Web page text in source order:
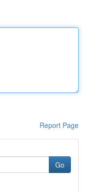
Report Page
Go